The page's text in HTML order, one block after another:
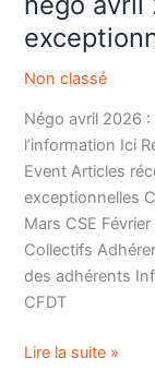
Non classé
Négo avril 2026
l’information Ici
Event Articles
exceptionnelles
Mars CSE
Collectifs
des adhérents
CFDT
2026
:
exceptionnelles
Lire la suite »